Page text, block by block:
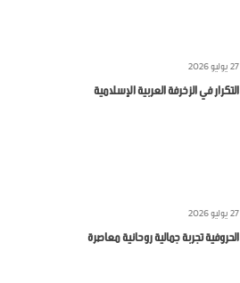
27 يوليو 2026
التكرار في الزخرفة العربية الإسلامية
27 يوليو 2026
الحروفية تجربة جمالية روحانية معاصرة